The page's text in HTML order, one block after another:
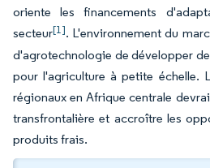
oriente les financements
secteur[1]. L'environnement du
d'agrotechnologie de développer
pour l'agriculture à petite échelle.
régionaux en Afrique centrale
transfrontalière et accroître les
produits frais.